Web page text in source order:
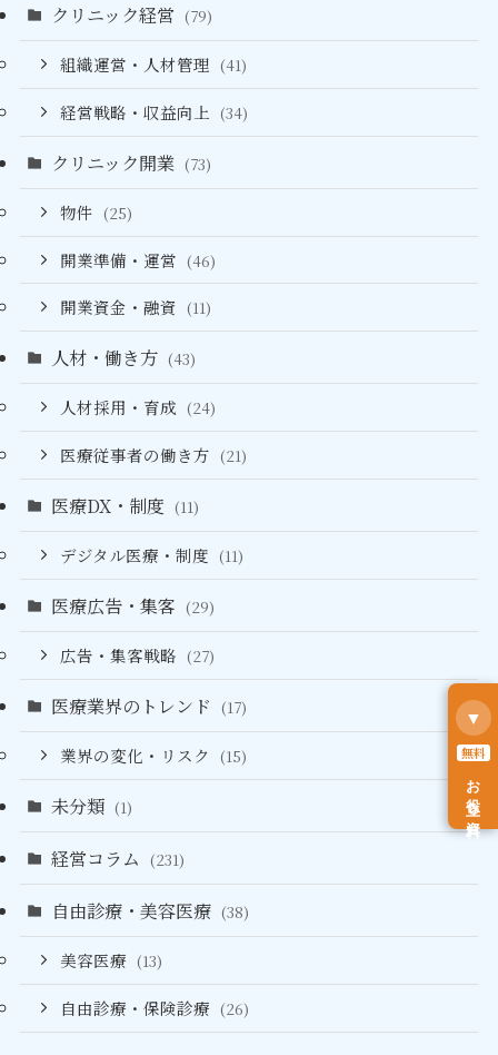
クリニック経営 (79)
組織運営・人材管理 (41)
経営戦略・収益向上 (34)
クリニック開業 (73)
物件 (25)
開業準備・運営 (46)
開業資金・融資 (11)
人材・働き方 (43)
人材採用・育成 (24)
医療従事者の働き方 (21)
医療DX・制度 (11)
デジタル医療・制度 (11)
医療広告・集客 (29)
広告・集客戦略 (27)
医療業界のトレンド (17)
業界の変化・リスク (15)
未分類 (1)
経営コラム (231)
自由診療・美容医療 (38)
美容医療 (13)
自由診療・保険診療 (26)
▼
無料
お役立ち資料